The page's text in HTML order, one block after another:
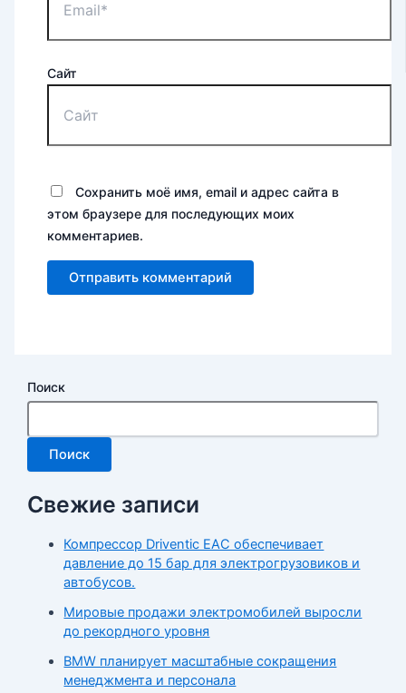
Сайт
Сохранить моё имя, email и адрес сайта в
этом браузере для последующих моих
комментариев.
Поиск
Поиск
Свежие записи
Компрессор Driventic EAC обеспечивает
давление до 15 бар для электрогрузовиков и
автобусов.
Мировые продажи электромобилей выросли
до рекордного уровня
BMW планирует масштабные сокращения
менеджмента и персонала